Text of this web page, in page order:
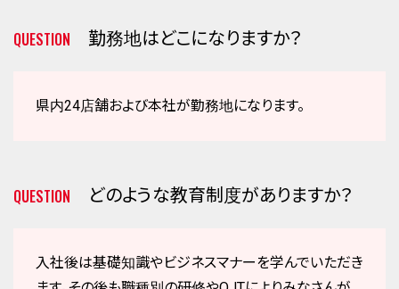
QUESTION 勤務地はどこになりますか？
県内24店舗および本社が勤務地になります。
QUESTION どのような教育制度がありますか？
入社後は基礎知識やビジネスマナーを学んでいただき